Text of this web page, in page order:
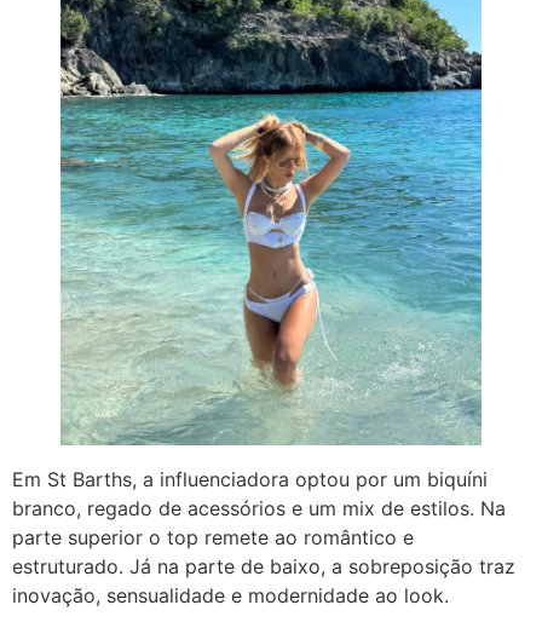
Em St Barths, a influenciadora optou por um biquíni
branco, regado de acessórios e um mix de estilos. Na
parte superior o top remete ao romântico e
estruturado. Já na parte de baixo, a sobreposição traz
inovação, sensualidade e modernidade ao look.